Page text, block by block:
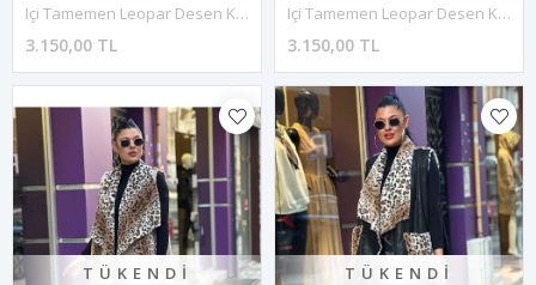
Içi Tamemen Leopar Desen Kürk Kısa Kaban-Kahve
3.150,00 TL
Içi Tamemen Leopar Desen Kürk Kısa Kaban-Krem
3.150,00 TL
TÜKENDI TÜKENDI